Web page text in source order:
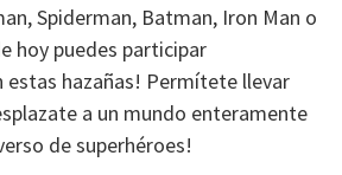
Spiderman, Batman, Iron Man o
hoy puedes participar
hazañas! Permítete llevar
a un mundo enteramente
de superhéroes!